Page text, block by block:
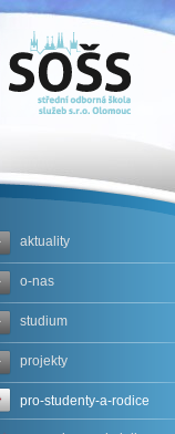
SOŠS - cjl-
kriteria-
pisemnych-
aktuality
o-nas
studium
projekty
pro-studenty-a-rodice